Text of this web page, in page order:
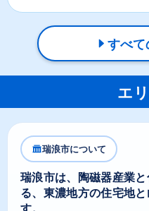
すべ
エ
瑞浪市について
瑞浪市は、陶磁器産業
る、東濃地方の住宅地